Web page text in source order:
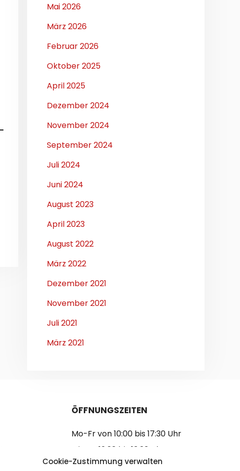
Cookie-Zustimmung verwalten
Mai 2026
März 2026
Februar 2026
Oktober 2025
April 2025
Dezember 2024
November 2024
September 2024
Juli 2024
Juni 2024
August 2023
April 2023
August 2022
März 2022
Dezember 2021
November 2021
Juli 2021
März 2021
ÖFFNUNGSZEITEN
Mo-Fr von 10:00 bis 17:30 Uhr
Mittag 12:30 bis 13:30 Uhr